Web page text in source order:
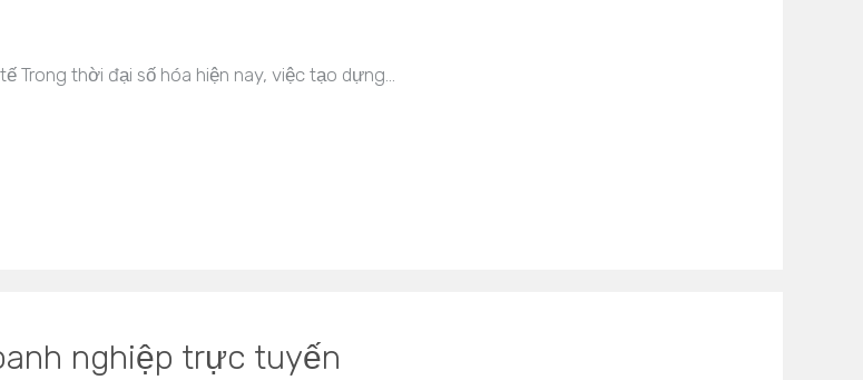
Trong thời đại số hóa hiện nay, việc tạo dựng…
nghiệp trực tuyến